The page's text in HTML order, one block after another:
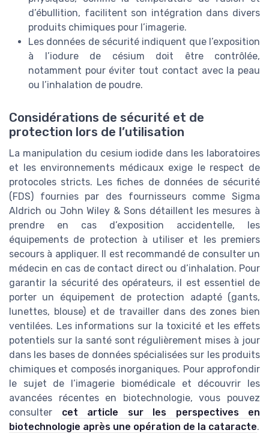
d’ébullition, facilitent son intégration dans divers
produits chimiques pour l’imagerie.
Les données de sécurité indiquent que l’exposition
à l’iodure de césium doit être contrôlée,
notamment pour éviter tout contact avec la peau
ou l’inhalation de poudre.
Considérations de sécurité et de
protection lors de l’utilisation
La manipulation du cesium iodide dans les laboratoires
et les environnements médicaux exige le respect de
protocoles stricts. Les fiches de données de sécurité
(FDS) fournies par des fournisseurs comme Sigma
Aldrich ou John Wiley & Sons détaillent les mesures à
prendre en cas d’exposition accidentelle, les
équipements de protection à utiliser et les premiers
secours à appliquer. Il est recommandé de consulter un
médecin en cas de contact direct ou d’inhalation. Pour
garantir la sécurité des opérateurs, il est essentiel de
porter un équipement de protection adapté (gants,
lunettes, blouse) et de travailler dans des zones bien
ventilées. Les informations sur la toxicité et les effets
potentiels sur la santé sont régulièrement mises à jour
dans les bases de données spécialisées sur les produits
chimiques et composés inorganiques. Pour approfondir
le sujet de l’imagerie biomédicale et découvrir les
avancées récentes en biotechnologie, vous pouvez
consulter cet article sur les perspectives en
biotechnologie après une opération de la cataracte.